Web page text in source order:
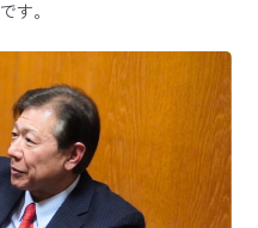
です。